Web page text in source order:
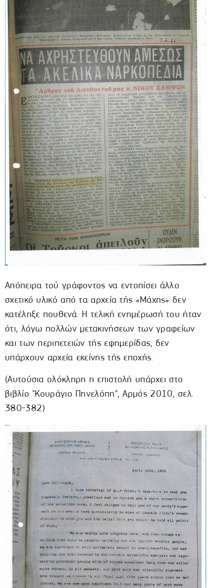
Απόπειρα τού γράφοντος να εντοπίσει άλλο
σχετικό υλικό από τα αρχεία τής «Μάχης» δεν
κατέληξε πουθενά. Η τελική ενημέρωσή του ήταν
ότι, λόγω πολλών μετακινήσεων των γραφείων
και των περιπετειών τής εφημερίδας, δεν
υπάρχουν αρχεία εκείνης τής εποχής.
(Αυτούσια ολόκληρη η επιστολή υπάρχει στο
βιβλίο "Κουράγιο Πηνελόπη", Αρμός 2010, σελ.
380-382)